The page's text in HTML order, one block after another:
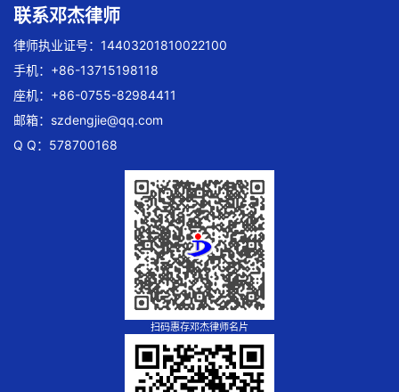
联系邓杰律师
律师执业证号：14403201810022100
手机：+86-13715198118
座机：+86-0755-82984411
邮箱： szdengjie@qq.com
Q Q：578700168
扫码惠存邓杰律师名片